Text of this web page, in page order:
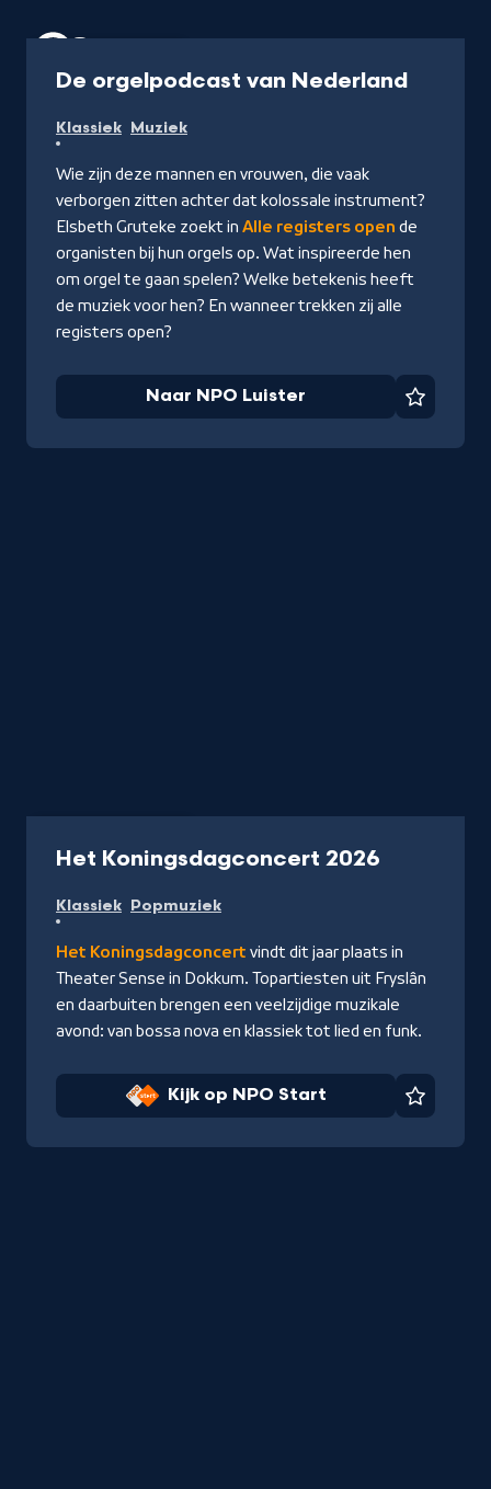
De orgelpodcast van Nederland-
Klassiek Muziek
Wie zijn deze mannen en vrouwen, die vaak
verborgen zitten achter dat kolossale instrument?
Elsbeth Gruteke zoekt in Alle registers open de
organisten bij hun orgels op. Wat inspireerde hen
om orgel te gaan spelen? Welke betekenis heeft
de muziek voor hen? En wanneer trekken zij alle
registers open?
Naar NPO Luister
Het Koningsdagconcert 2026
NPO
Start
Klassiek Popmuziek
Het Koningsdagconcert vindt dit jaar plaats in
Theater Sense in Dokkum. Topartiesten uit Fryslân
en daarbuiten brengen een veelzijdige muzikale
avond: van bossa nova en klassiek tot lied en funk.
Kijk op NPO Start